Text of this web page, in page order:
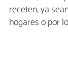
receten, ya
hogares o por